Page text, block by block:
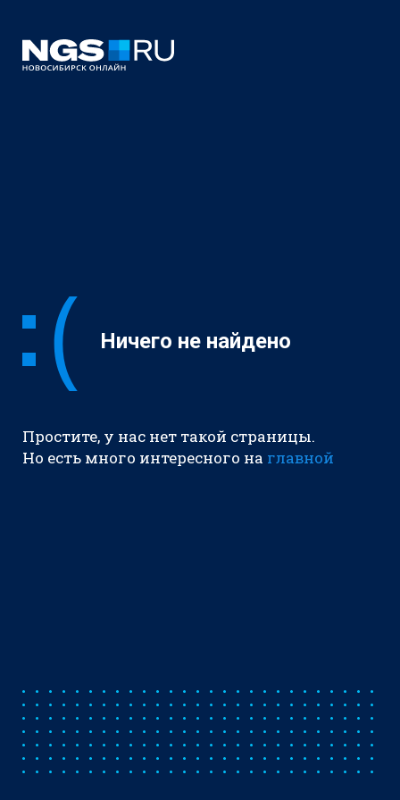
Ничего не найдено
Простите, у нас нет такой страницы.
Но есть много интересного на главной